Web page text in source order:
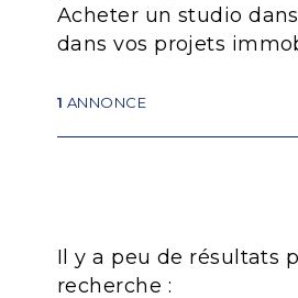
Acheter un studio
dans vos projets
1 ANNONCE
Il y a peu de résultats
recherche :